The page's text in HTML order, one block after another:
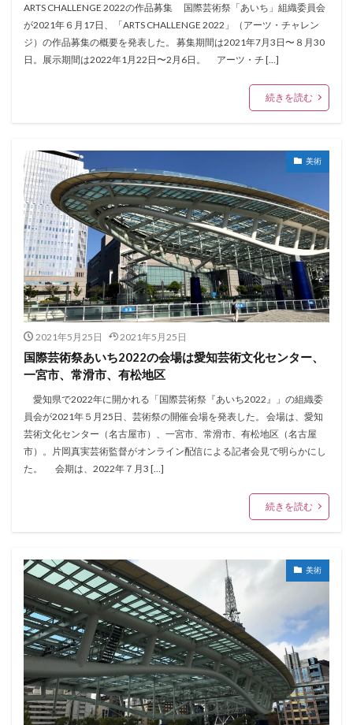
ARTS CHALLENGE 2022の作品募集 国際芸術祭「あいち」組織委員会
が2021年６月17日、「ARTS CHALLENGE 2022」（アーツ・チャレン
ジ）の作品募集の概要を発表した。 募集期間は2021年7⽉3⽇〜８⽉30
⽇。展⽰期間は2022年1⽉22⽇〜2⽉6⽇。 アーツ・チ […]
続きを読む
美術
2021年5月25日 2021年5月25日
国際芸術祭あいち2022の会場は愛知芸術文化センター、
一宮市、常滑市、有松地区
愛知県で2022年に開かれる「国際芸術祭『あいち2022』」の組織委
員会が2021年５月25日、芸術祭の開催会場を発表した。 会場は、愛知
芸術文化センター（名古屋市）、一宮市、常滑市、有松地区（名古屋
市）。片岡真実芸術監督がオンライン配信による記者会見で明らかにし
た。 会期は、2022年７月3 […]
続きを読む
美術